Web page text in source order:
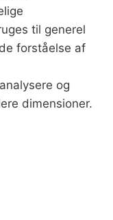
til generel
forståelse af
og
dimensioner.